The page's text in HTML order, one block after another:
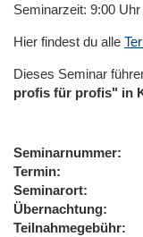
Seminarzeit: 9:00
Hier findest du alle
Dieses Seminar
profis für profis" in
Seminarnummer
Termin
Seminarort
Übernachtung
Teilnahmegebühr